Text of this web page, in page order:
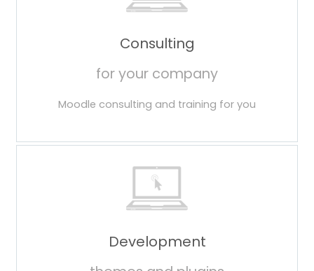
Consulting
for your company
Moodle consulting and training for you
Development